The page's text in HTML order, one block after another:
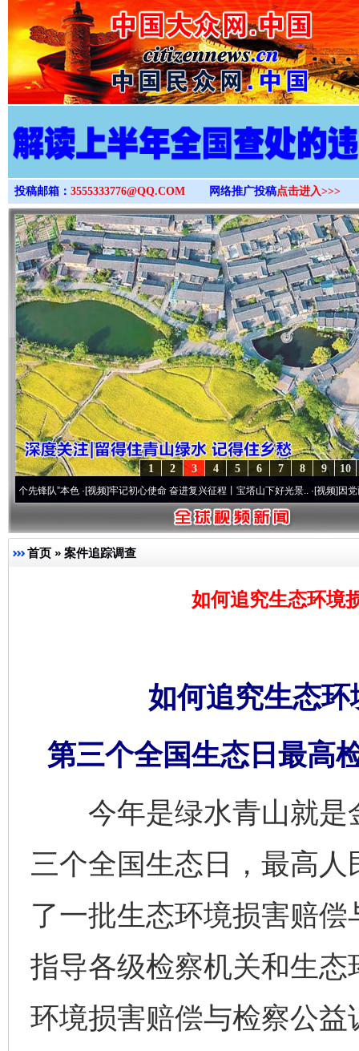
>
投稿邮箱： 3555333776@QQ.COM 网络推广投稿点击进入>>>
10
9
8
7
6
5
4
3
2
1
”本色·[视频]牢记初心使命 奋进复兴征程丨宝塔山下好光景..·[视频]因党而生 为党
首页 » 案件追踪调查
如何追究生态环
如何追究生态
第三个全国生态日最高
今年是绿水青山就是
三个全国生态日，最高
了一批生态环境损害赔
指导各级检察机关和生
环境损害赔偿与检察公